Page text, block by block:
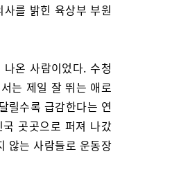
를 밝힌 육상부 부원
온 사람이었다. 수청
는 제일 잘 뛰는 애로
릴수록 급감한다는 연
곳곳으로 퍼져 나갔
않는 사람들로 운동장